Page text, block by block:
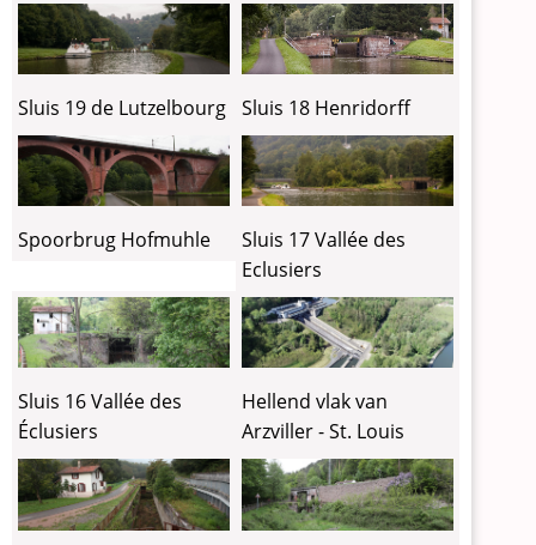
Sluis 19 de Lutzelbourg Sluis 18 Henridorff
Spoorbrug Hofmuhle
Sluis 17 Vallée des
Eclusiers
Sluis 16 Vallée des
Éclusiers
Hellend vlak van
Arzviller - St. Louis